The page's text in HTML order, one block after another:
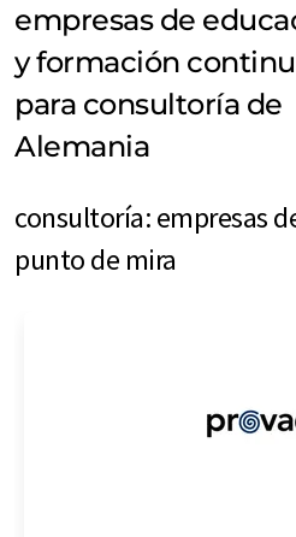
empresas de
y formación
para consultoría de
Alemania
consultoría: empresas
punto de mira